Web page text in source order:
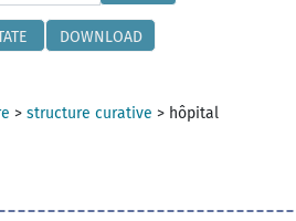
DOWNLOAD
>structure curative > hôpital